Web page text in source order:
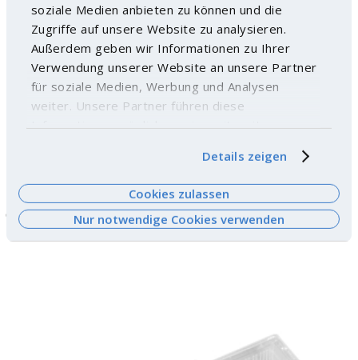
soziale Medien anbieten zu können und die
Zugriffe auf unsere Website zu analysieren.
Außerdem geben wir Informationen zu Ihrer
Verwendung unserer Website an unsere Partner
für soziale Medien, Werbung und Analysen
weiter. Unsere Partner führen diese
Informationen möglicherweise mit weiteren
haben oder die sie im Rahmen Ihrer Nutzung der
Dienste gesammelt haben. Weitere
Informationen finden Siehier.
Details zeigen
Cookies zulassen
Nur notwendige Cookies verwenden
Coffret à lames PREMIUM PLUS, 100 emplacements - ABS